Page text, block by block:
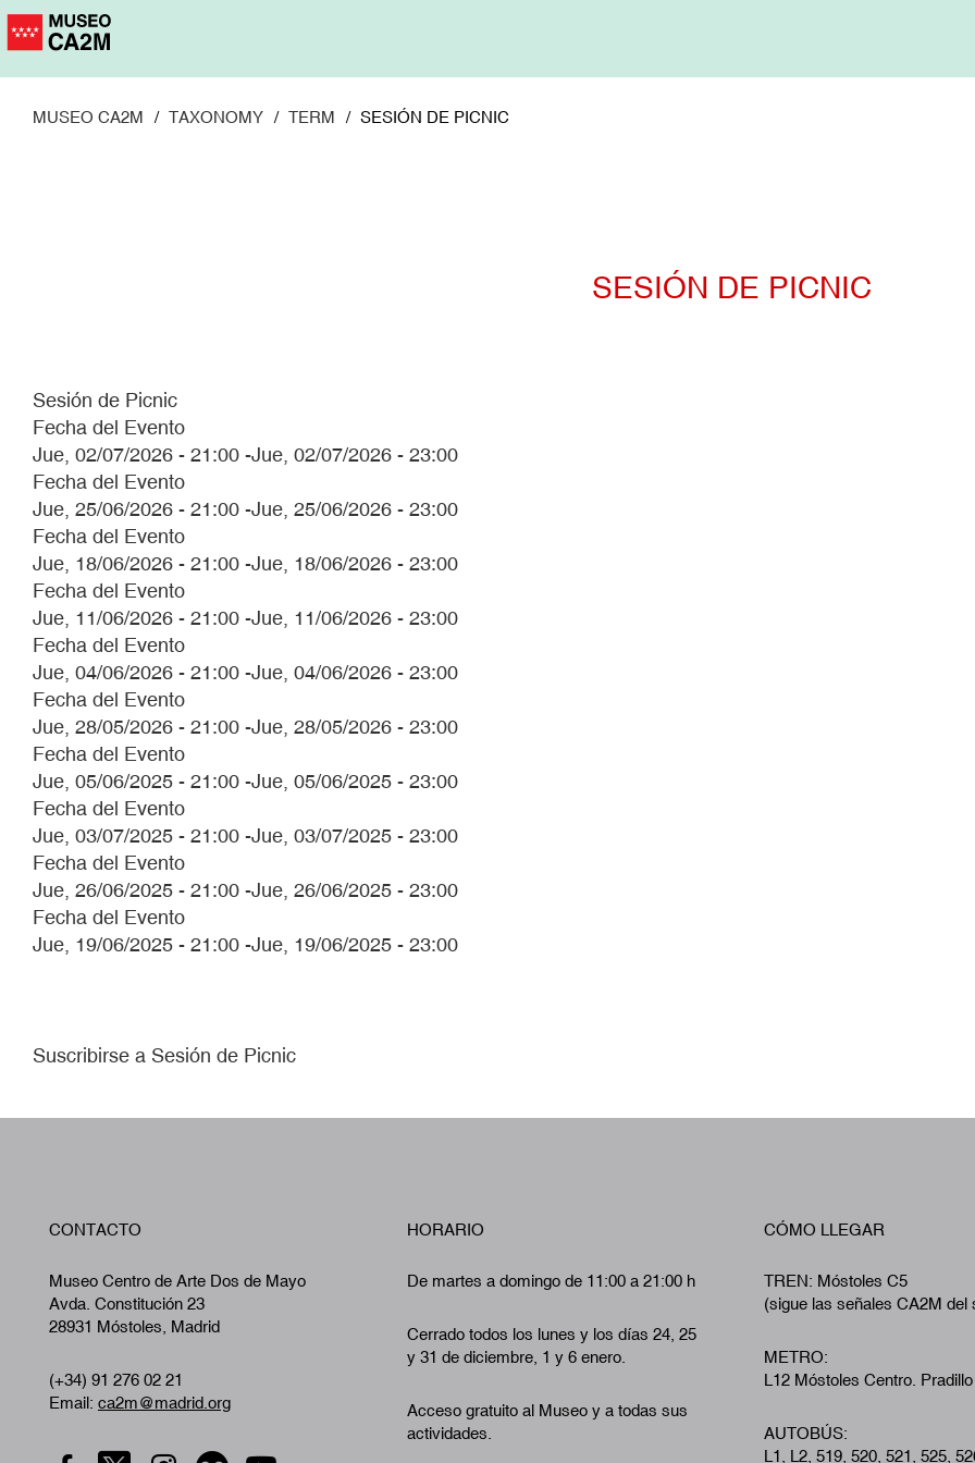
Pasar
MUSEO CA2M TAXONOMY TERM SESIÓN DE PICNIC
SESIÓN DE PICNIC
Sesión de Picnic
Fecha del Evento
Jue, 02/07/2026 - 21:00 -Jue, 02/07/2026 - 23:00
Fecha del Evento
Jue, 25/06/2026 - 21:00 -Jue, 25/06/2026 - 23:00
Fecha del Evento
Jue, 18/06/2026 - 21:00 -Jue, 18/06/2026 - 23:00
Fecha del Evento
Jue, 11/06/2026 - 21:00 -Jue, 11/06/2026 - 23:00
Fecha del Evento
Jue, 04/06/2026 - 21:00 -Jue, 04/06/2026 - 23:00
Fecha del Evento
Jue, 28/05/2026 - 21:00 -Jue, 28/05/2026 - 23:00
Fecha del Evento
Jue, 05/06/2025 - 21:00 -Jue, 05/06/2025 - 23:00
Fecha del Evento
Jue, 03/07/2025 - 21:00 -Jue, 03/07/2025 - 23:00
Fecha del Evento
Jue, 26/06/2025 - 21:00 -Jue, 26/06/2025 - 23:00
Fecha del Evento
Jue, 19/06/2025 - 21:00 -Jue, 19/06/2025 - 23:00
Suscribirse a Sesión de Picnic
CONTACTO
Museo Centro de Arte Dos de Mayo
Avda. Constitución 23
28931 Móstoles, Madrid
(+34) 91 276 02 21
Email: ca2m@madrid.org
HORARIO
De martes a domingo de 11:00 a 21:00 h
Cerrado todos los lunes y los días 24, 25
y 31 de diciembre, 1 y 6 enero.
Acceso gratuito al Museo y a todas sus
actividades.
CÓMO LLEGAR
TREN: Móstoles C5
(sigue las señales CA2M del
METRO:
L12 Móstoles Centro. Pradillo
AUTOBÚS:
L1, L2, 519, 520, 521, 525,